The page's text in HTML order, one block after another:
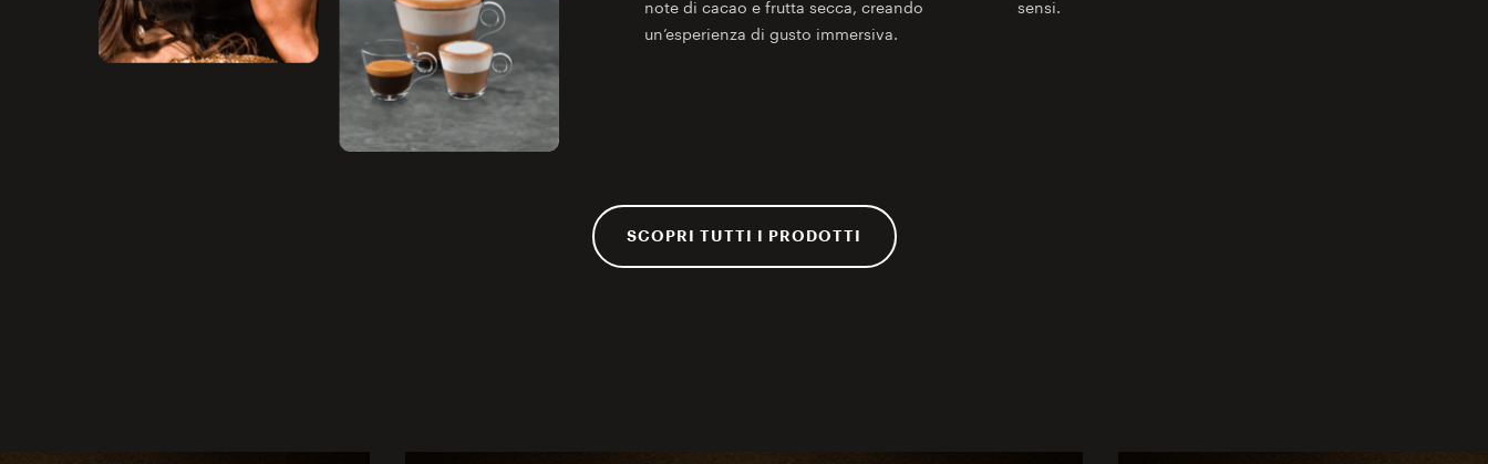
note di cacao e frutta secca, creando
un’esperienza di gusto immersiva.
sensi.
SCOPRI TUTTI I PRODOTTI